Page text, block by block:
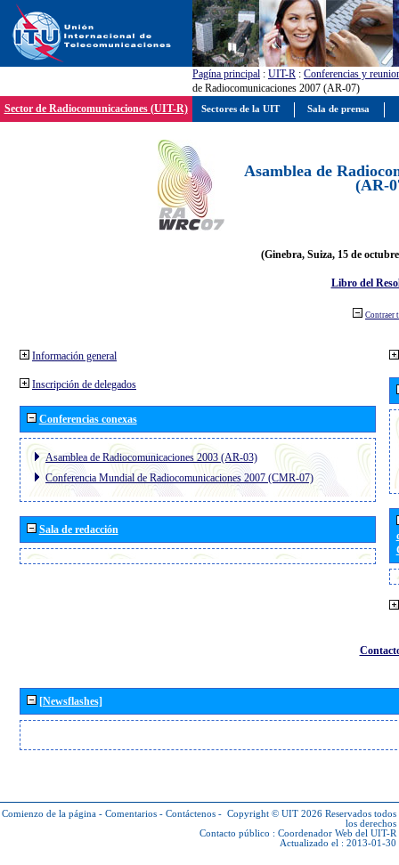
Pagína principal : UIT-R : Conferencias y
de Radiocomunicaciones 2007 (AR-07)
Sector de Radiocomunicaciones (UIT-R)
Asamblea de
(AR-
(Ginebra, Suiza, 15 de
Libro del
Contraer
Información general
Inscripción de delegados
Conferencias conexas
Asamblea de Radiocomunicaciones 2003 (AR-03)
Conferencia Mundial de Radiocomunicaciones 2007 (CMR-07)
Sala de redacción
[Newsflashes]
Comienzo de la página - Comentarios - Contáctenos - Copyright © UIT 2026 Reservados todos
los derechos
Contacto público : Coordenador Web del UIT-R
Actualizado el : 2013-01-30
Sectores de la UIT Sala de prensa